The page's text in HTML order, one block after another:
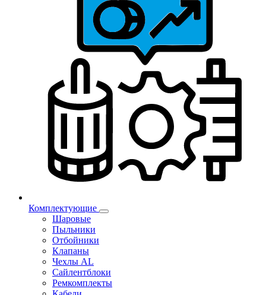
Комплектующие
Шаровые
Пыльники
Отбойники
Клапаны
Чехлы AL
Сайлентблоки
Ремкомплекты